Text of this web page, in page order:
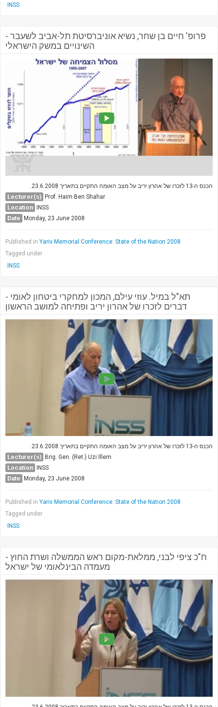
INSS
פרופ' חיים בן שחר, נשיא אוניברסיטת תל-אביב לשעבר -
השינויים במשק הישראלי
הכנס ה-13 לזכרו של אהרון יריב על מצב האומה התקיים בתאריך 23.6.2008.
Lecturer(s) Prof. Haim Ben Shahar
Location INSS
Date Monday, 23 June 2008
Published in Yariv Memorial Conference: State of the Nation 2008
Tagged under
INSS
תא"ל במיל. עוזי עילם, המכון למחקרי ביטחון לאומי -
דברים לזכרו של אהרון יריב ופתיחה למושב הראשון
הכנס ה-13 לזכרו של אהרון יריב על מצב האומה התקיים בתאריך 23.6.2008.
Lecturer(s) Brig. Gen. (Ret.) Uzi Illem
Location INSS
Date Monday, 23 June 2008
Published in Yariv Memorial Conference: State of the Nation 2008
Tagged under
INSS
ח"כ ציפי לבני, ממלאת-מקום ראש הממשלה ושרת החוץ -
מעמדה הבינלאומי של ישראל